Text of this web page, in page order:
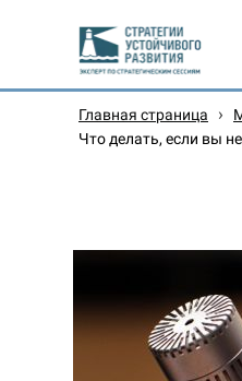
Главная страница ›
Что делать, если вы